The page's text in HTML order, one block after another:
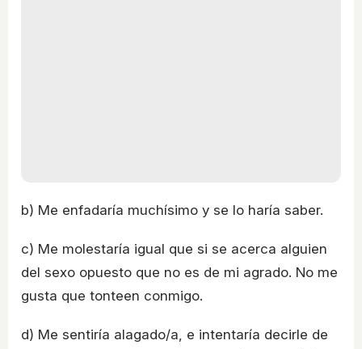
b) Me enfadaría muchísimo y se lo haría saber.
c) Me molestaría igual que si se acerca alguien
del sexo opuesto que no es de mi agrado. No me
gusta que tonteen conmigo.
d) Me sentiría alagado/a, e intentaría decirle de